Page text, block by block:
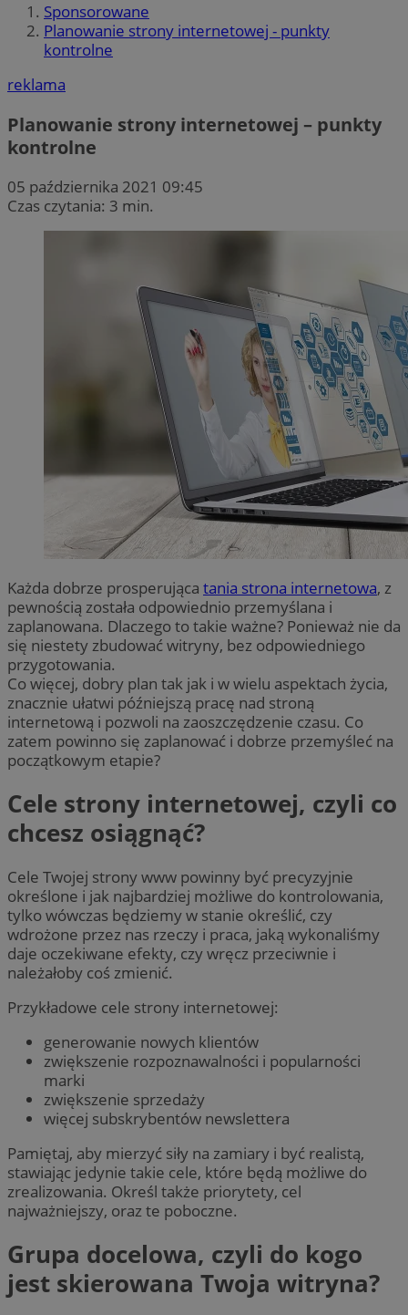
Sponsorowane
Planowanie strony internetowej - punkty
kontrolne
reklama
Planowanie strony internetowej – punkty
kontrolne
05 października 2021 09:45
Czas czytania: 3 min.
Każda dobrze prosperująca tania strona internetowa, z
pewnością została odpowiednio przemyślana i
zaplanowana. Dlaczego to takie ważne? Ponieważ nie da
się niestety zbudować witryny, bez odpowiedniego
przygotowania.
Co więcej, dobry plan tak jak i w wielu aspektach życia,
znacznie ułatwi późniejszą pracę nad stroną
internetową i pozwoli na zaoszczędzenie czasu. Co
zatem powinno się zaplanować i dobrze przemyśleć na
początkowym etapie?
Cele strony internetowej, czyli co
chcesz osiągnąć?
Cele Twojej strony www powinny być precyzyjnie
określone i jak najbardziej możliwe do kontrolowania,
tylko wówczas będziemy w stanie określić, czy
wdrożone przez nas rzeczy i praca, jaką wykonaliśmy
daje oczekiwane efekty, czy wręcz przeciwnie i
należałoby coś zmienić.
Przykładowe cele strony internetowej:
generowanie nowych klientów
zwiększenie rozpoznawalności i popularności
marki
zwiększenie sprzedaży
więcej subskrybentów newslettera
Pamiętaj, aby mierzyć siły na zamiary i być realistą,
stawiając jedynie takie cele, które będą możliwe do
zrealizowania. Określ także priorytety, cel
najważniejszy, oraz te poboczne.
Grupa docelowa, czyli do kogo
jest skierowana Twoja witryna?